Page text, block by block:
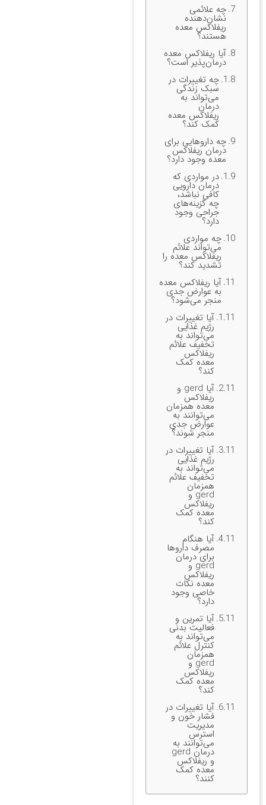
چه علائمی
نشان‌دهنده
ریفلاکس معده
هستند؟
آیا ریفلاکس معده
درمان‌پذیر است؟
چه تغییرات در
سبک زندگی
می‌تواند به
درمان
ریفلاکس معده
کمک کند؟
چه داروهایی برای
درمان ریفلاکس
معده وجود دارد؟
در مواردی که
درمان دارویی
کافی نباشد،
چه گزینه‌های
جراحی وجود
دارد؟
چه مواردی
می‌تواند علائم
ریفلاکس معده را
تشدید کند؟
آیا ریفلاکس معده
به عوارض جدی
منجر می‌شود؟
آیا تغییرات در
رژیم غذایی
می‌تواند به
تخفیف علائم
ریفلاکس
معده کمک
کند؟
آیا gerd و
ریفلاکس
معده همزمان
می‌توانند به
عوارض جدی
منجر شوند؟
آیا تغییرات در
رژیم غذایی
می‌تواند به
تخفیف علائم
همزمان
gerd و
ریفلاکس
معده کمک
کند؟
آیا هنگام
مصرف داروها
برای درمان
gerd و
ریفلاکس
معده نکات
خاصی وجود
دارد؟
آیا تمرین و
فعالیت بدنی
می‌تواند به
کنترل علائم
همزمان
gerd و
ریفلاکس
معده کمک
کند؟
آیا تغییرات در
فشار خون و
مدیریت
استرس
می‌توانند به
درمان gerd
و ریفلاکس
معده کمک
کنند؟